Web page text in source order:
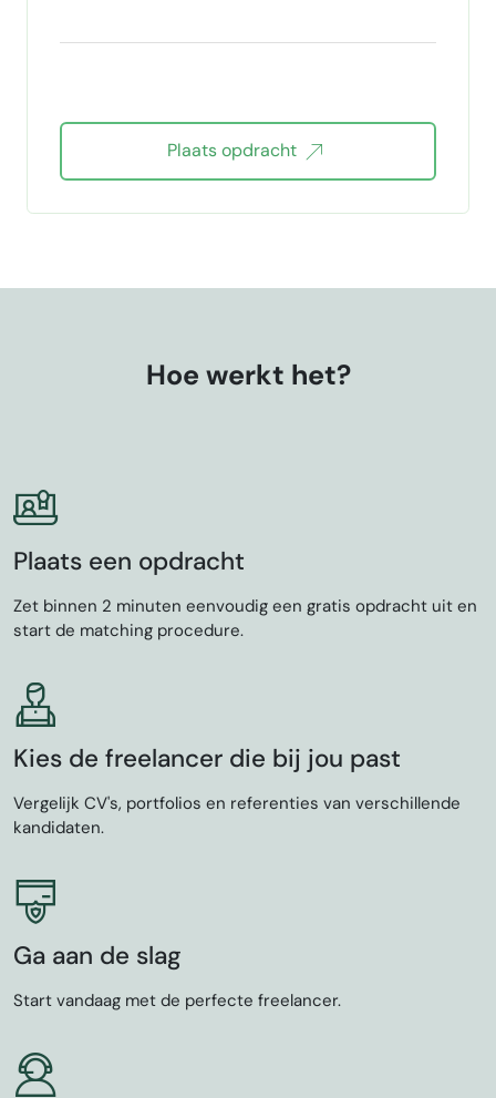
Plaats opdracht
Hoe werkt het?
Plaats een opdracht
Zet binnen 2 minuten eenvoudig een gratis opdracht uit en
start de matching procedure.
Kies de freelancer die bij jou past
Vergelijk CV's, portfolios en referenties van verschillende
kandidaten.
Ga aan de slag
Start vandaag met de perfecte freelancer.